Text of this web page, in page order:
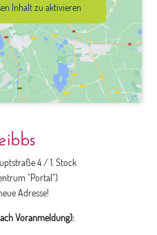
Inhalt zu aktivieren
4 / 1. Stock
"Portal")
Adresse!
Voranmeldung):